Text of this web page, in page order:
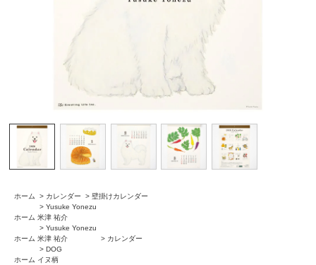
ホーム > カレンダー > 壁掛けカレンダー
ホーム
> Yusuke Yonezu
米津 祐介
ホーム
> Yusuke Yonezu
米津 祐介
> カレンダー
ホーム
> DOG
イヌ柄